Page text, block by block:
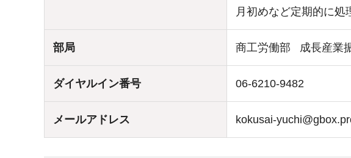
月初めなど定期的に処
部局 商工労働部 成長産業
ダイヤルイン番号 06-6210-9482
メールアドレス kokusai-